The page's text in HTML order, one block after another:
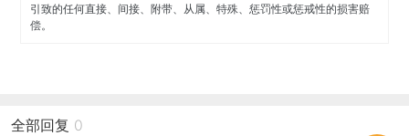
引致的任何直接、间接、附带、从属、特殊、惩罚性或惩戒性的损害赔
偿。
全部回复 0